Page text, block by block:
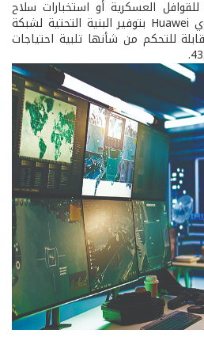
العسكرية أو استخبارات سلاح
الإشارة. كما تم تكليف هواوي Huawei بتوفير البنية التحتية لشبكة
للتحكم من شأنها تلبية احتياجات